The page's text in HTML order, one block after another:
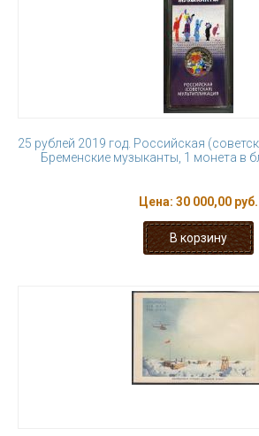
25 рублей 2019 год. Российская
Бременские музыканты, 1 монета в
Цена: 30 000,00 руб.